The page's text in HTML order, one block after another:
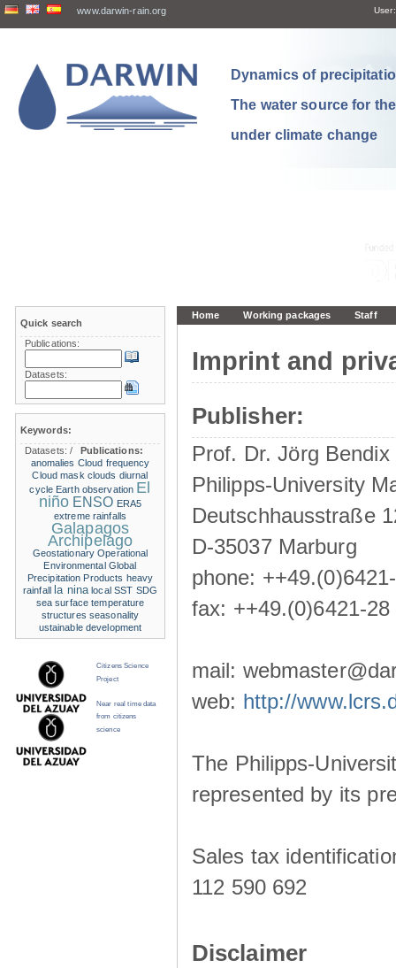
www.darwin-rain.org User:
Dynamics of
The water source for
under climate change
Home Working packages Staff
Imprint and
Publisher:
Prof. Dr. Jörg Bendix
Philipps-University
Deutschhausstraße
D-35037 Marburg
phone:
fax: ++49.(0)6421-28
mail:
web: http://
The Philipps-
represented by its
Sales tax
112 590 692
Disclaimer
Quick search
Publications:
Datasets:
Keywords:
Datasets:/
Publications:
anomalies Cloud frequency
Cloud mask clouds diurnal
cycle Earth observation El
niño ENSO ERA5
extreme rainfalls
Galapagos
Archipelago
Geostationary Operational
Environmental Global
Precipitation Products heavy
rainfall
la nina local SST SDG
sea surface temperature
structures seasonality
ustainable development
Citizens Science
Project
Near real time data
from citizens
science